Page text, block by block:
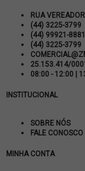
RUA
(44) 3225-3799
(44) 99921-8881
(44) 3225-3799
25.153.414/
08:00 - 12:00 |
INSTITUCIONAL
SOBRE NÓS
FALE CONOSCO
MINHA CONTA